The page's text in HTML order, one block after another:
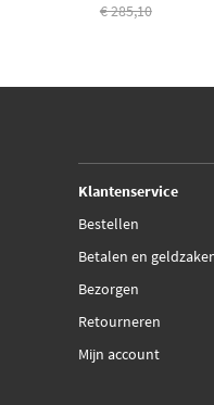
€ 285,10
Klantenservice
Bestellen
Betalen en
Bezorgen
Retourneren
Mijn account